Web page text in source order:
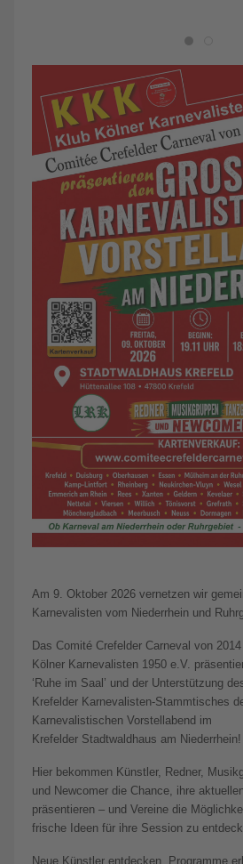
Am 9. Oktober 2026 vernetzen wir
Karnevalisten vom Niederrhein und
Das Comité Crefelder Carneval von
Kölner Karnevalisten 1950 e.V.
‘Ruhe im Saal’ und der Unterstützung
Krefelder Karnevalisten-Stammtisches
Karnevalistischen Vorstellabend im
Krefelder Stadtwaldhaus am Niederrhein!
Hier bekommen Künstler, Redner,
und Newcomer die Chance, ihre
präsentieren – und Vereine die
frische Ideen für ihre Session zu
Neue Künstler entdecken, Programme